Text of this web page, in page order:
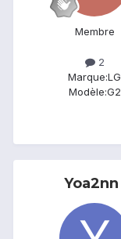
Membre
2
Marque:LG
Modèle:G2
Yoa2nn